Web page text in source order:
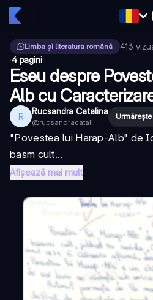
Limba și literatura română 413
·4 pagini
Eseu despre
Alb cu
R Rucsandra Catalina
@rucsandracatali
Urmărește
"Povestea lui Harap-Alb" de
basm cult...
Afișează mai mult